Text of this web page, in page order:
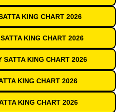
KING CHART 2026
KING CHART 2026
SATTA KING CHART 2026
KING CHART 2026
KING CHART 2026